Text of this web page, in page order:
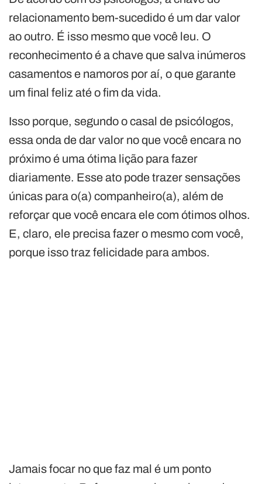
relacionamento bem-sucedido é um dar valor
ao outro. É isso mesmo que você leu. O
reconhecimento é a chave que salva inúmeros
casamentos e namoros por aí, o que garante
um final feliz até o fim da vida.
Isso porque, segundo o casal de psicólogos,
essa onda de dar valor no que você encara no
próximo é uma ótima lição para fazer
diariamente. Esse ato pode trazer sensações
únicas para o(a) companheiro(a), além de
reforçar que você encara ele com ótimos olhos.
E, claro, ele precisa fazer o mesmo com você,
porque isso traz felicidade para ambos.
Jamais focar no que faz mal é um ponto